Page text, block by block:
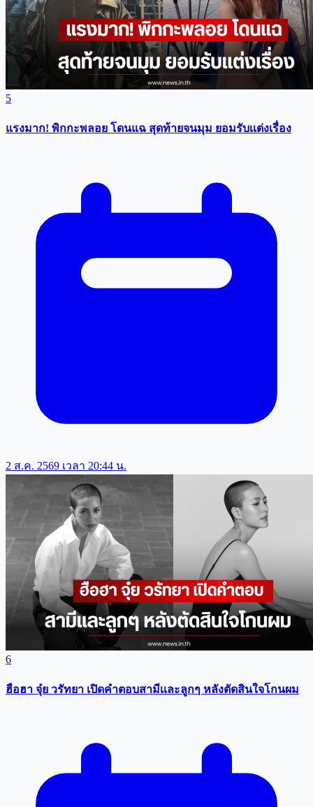
5
แรงมาก! พิกกะพลอย โดนแฉ สุดท้ายจนมุม ยอมรับเเต่งเรื่อง
2 ส.ค. 2569 เวลา 20:44 น.
6
ฮือฮา จุ๋ย วรัทยา เปิดคำตอบสามีเเละลูกๆ หลังตัดสินใจโกนผม